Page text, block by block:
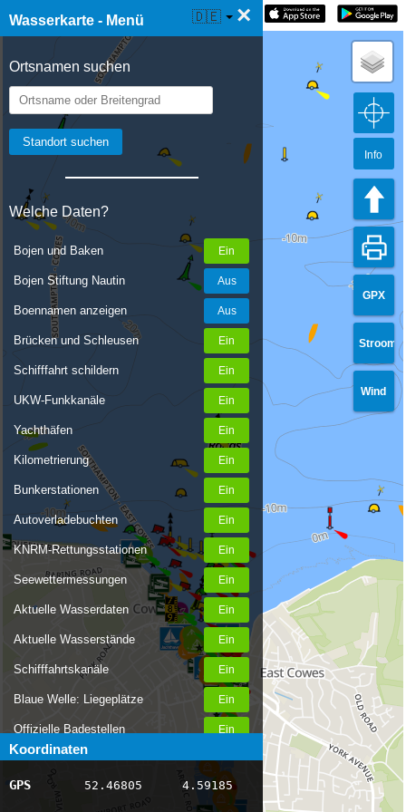
Wasserkarte - Menü ×
Ortsnamen suchen
Welche Daten?
Bojen und Baken
Bojen Stiftung Nautin
Boennamen anzeigen
Brücken und Schleusen
Schifffahrt schildern
UKW-Funkkanäle
Yachthäfen
Kilometrierung
Bunkerstationen
Autoverladebuchten
KNRM-Rettungsstationen
Seewettermessungen
Aktuelle Wasserdaten
Aktuelle Wasserstände
Schifffahrtskanäle
Blaue Welle: Liegeplätze
Offizielle Badestellen
Nachrichten Binnenschifffahrt
AIS-Schiffspositionen
Koordinaten
GPS 52.46805 4.59185
☰ Wasserkarte Live 🇩🇪
GPX
Stroom
Wind
Info